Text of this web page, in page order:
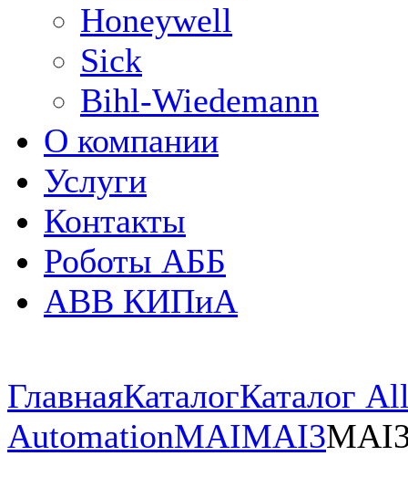
Honeywell
Sick
Bihl-Wiedemann
О компании
Услуги
Контакты
Роботы АББ
ABB КИПиА
ГлавнаяКаталогКаталог
AutomationMAIMAI3